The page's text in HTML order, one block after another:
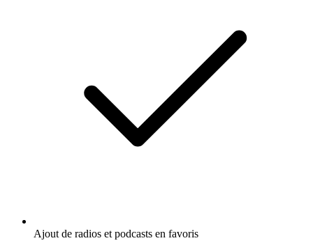
Ajout de radios et podcasts en favoris